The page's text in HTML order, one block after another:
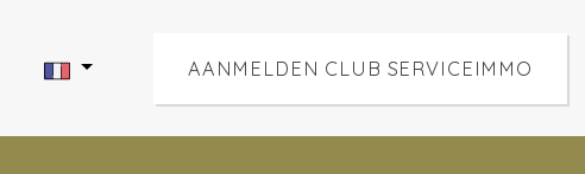
AANMELDEN CLUB SERVICEIMMO